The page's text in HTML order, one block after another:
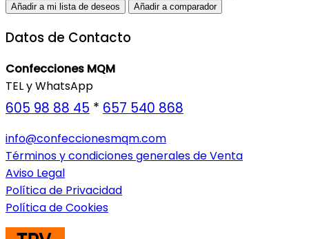
Añadir a mi lista de deseos Añadir a comparador
Datos de Contacto
Confecciones MQM
TEL y WhatsApp
605 98 88 45 * 657 540 868
info@confeccionesmqm.com
Términos y condiciones generales de Venta
Aviso Legal
Política de Privacidad
Política de Cookies